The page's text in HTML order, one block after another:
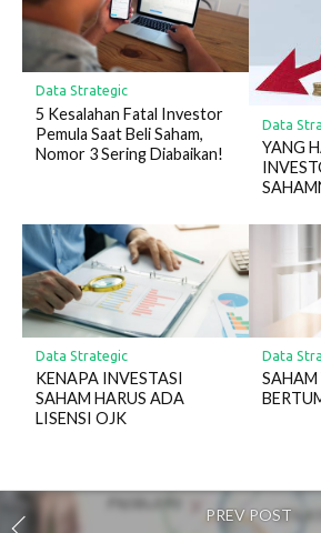
Data Strategic
5 Kesalahan Fatal Investor
Pemula Saat Beli Saham,
Nomor 3 Sering Diabaikan!
Data
YANG
Data Strategic
KENAPA INVESTASI
SAHAM HARUS ADA
LISENSI OJK
Data
PREV POST